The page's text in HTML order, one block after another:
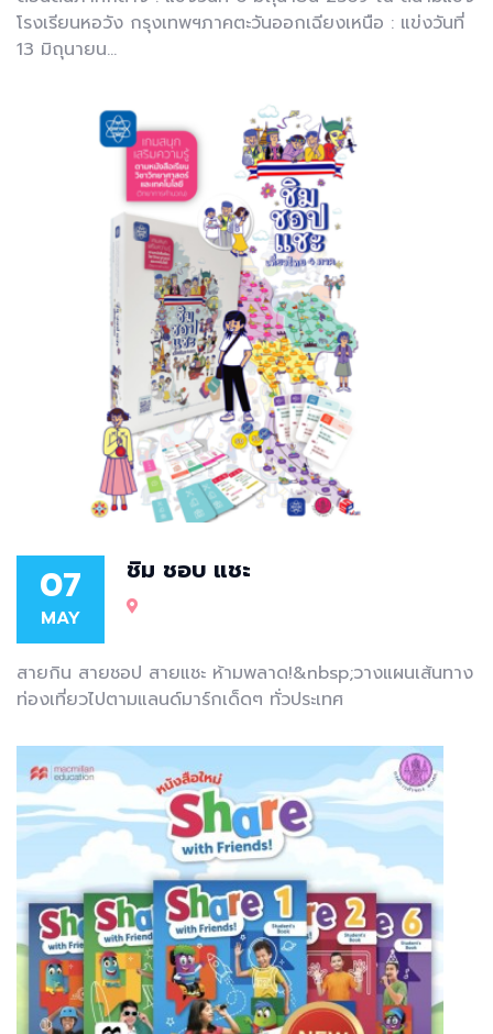
โรงเรียนหอวัง กรุงเทพฯภาคตะวันออกเฉียงเหนือ : แข่งวันที่
13 มิถุนายน...
07
MAY
ชิม ชอบ แชะ
สายกิน สายชอป สายแชะ ห้ามพลาด!&nbsp;วางแผนเส้นทาง
ท่องเที่ยวไปตามแลนด์มาร์กเด็ดๆ ทั่วประเทศ